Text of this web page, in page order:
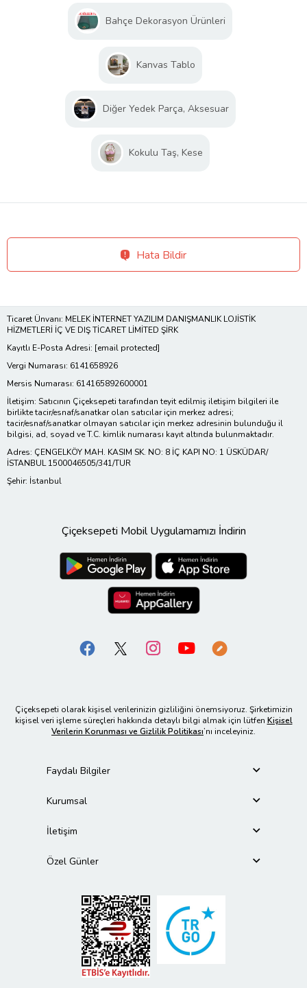
Bahçe Dekorasyon Ürünleri
Kanvas Tablo
Diğer Yedek Parça, Aksesuar
Kokulu Taş, Kese
Hata Bildir
Ticaret Ünvanı: MELEK İNTERNET YAZILIM DANIŞMANLIK LOJİSTİK
HİZMETLERİ İÇ VE DIŞ TİCARET LİMİTED ŞİRK
Kayıtlı E-Posta Adresi: [email protected]
Vergi Numarası: 6141658926
Mersis Numarası: 614165892600001
İletişim: Satıcının Çiçeksepeti tarafından teyit edilmiş iletişim bilgileri ile
birlikte tacir/esnaf/sanatkar olan satıcılar için merkez adresi;
tacir/esnaf/sanatkar olmayan satıcılar için merkez adresinin bulunduğu il
bilgisi, ad, soyad ve T.C. kimlik numarası kayıt altında bulunmaktadır.
Adres: ÇENGELKÖY MAH. KASIM SK. NO: 8 İÇ KAPI NO: 1 ÜSKÜDAR/
İSTANBUL 1500046505/341/TUR
Şehir: İstanbul
Çiçeksepeti Mobil Uygulamamızı İndirin
Çiçeksepeti olarak kişisel verilerinizin gizliliğini önemsiyoruz. Şirketimizin
kişisel veri işleme süreçleri hakkında detaylı bilgi almak için lütfen Kişisel
Verilerin Korunması ve Gizlilik Politikası’nı inceleyiniz.
Faydalı Bilgiler
Kurumsal
İletişim
Özel Günler